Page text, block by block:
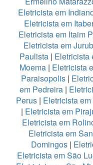
Eletricista em
Eletricista em
Eletricista em Itaim
Eletricista em
Paulista | Eletricista
Moema| Eletricista
Paraisopolis|
em Pedreira |
Perus| Eletricista
| Eletricista em
Eletricista em
Eletricista em
Domingos |
Eletricista em São